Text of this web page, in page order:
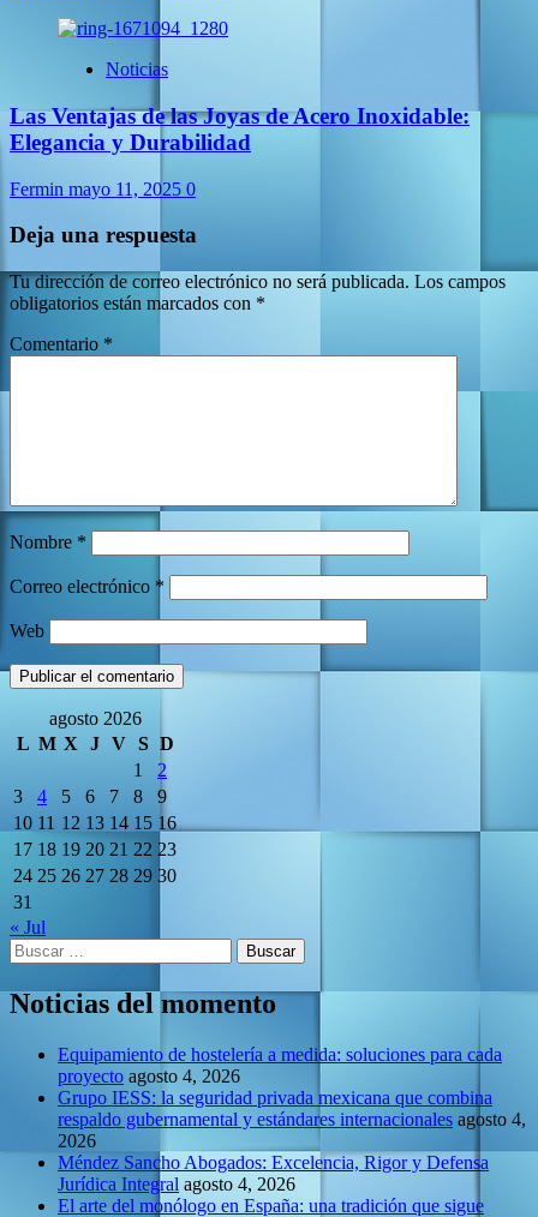
Noticias
Las Ventajas de las Joyas de Acero Inoxidable:
Elegancia y Durabilidad
Fermin mayo 11, 2025 0
Deja una respuesta
Tu dirección de correo electrónico no será publicada. Los campos
obligatorios están marcados con *
Comentario *
Nombre *
Correo electrónico *
Web
agosto 2026
L M X J V S D
1
2
3
4 5 6 7 8
9
10 11 12 13 14 15 16
17 18 19 20 21 22 23
24 25 26 27 28 29 30
31
« Jul
Buscar:
Noticias del momento
Equipamiento de hostelería a medida: soluciones para cada
proyecto agosto 4, 2026
Grupo IESS: la seguridad privada mexicana que combina
respaldo gubernamental y estándares internacionales agosto 4,
2026
Méndez Sancho Abogados: Excelencia, Rigor y Defensa
Jurídica Integral agosto 4, 2026
El arte del monólogo en España: una tradición que sigue